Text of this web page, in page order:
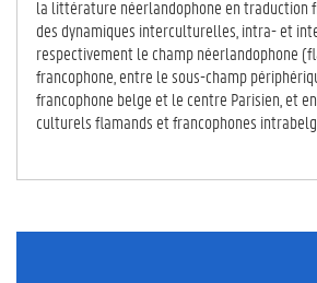
la littérature néerlandophone en traduction
des dynamiques interculturelles, intra- et
respectivement le champ néerlandophone
francophone, entre le sous-champ
francophone belge et le centre Parisien, et
culturels flamands et francophones